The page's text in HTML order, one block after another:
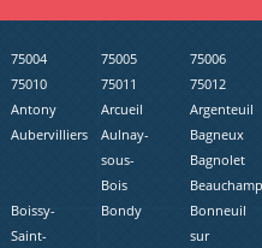
75004 75005
75006
75010 75011
75012
Antony Arcueil
Argenteuil
Aubervilliers
Aulnay-
sous-
Bois
Bagneux
Bagnolet
Boissy-
Saint-
Bondy
Bonneuil
sur